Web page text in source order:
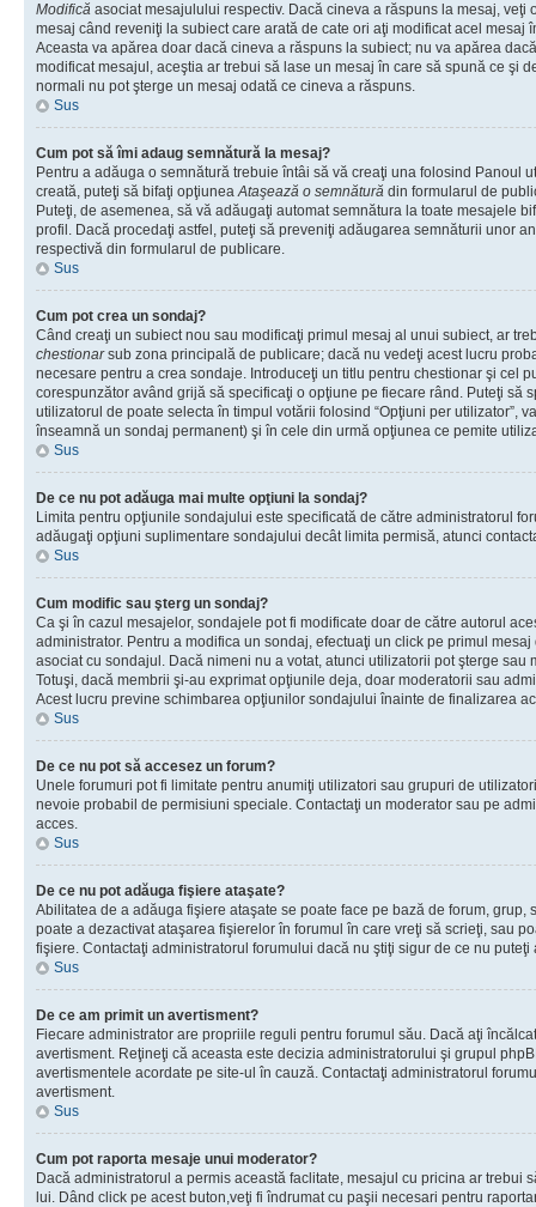
Modifică asociat mesajulului respectiv. Dacă cineva a răspuns la mesaj, veţi
mesaj când reveniţi la subiect care arată de cate ori aţi modificat acel mesaj
Aceasta va apărea doar dacă cineva a răspuns la subiect; nu va apărea
modificat mesajul, aceştia ar trebui să lase un mesaj în care să spună ce şi
normali nu pot şterge un mesaj odată ce cineva a răspuns.
Sus
Cum pot să îmi adaug semnătură la mesaj?
Pentru a adăuga o semnătură trebuie întâi să vă creaţi una folosind Panoul
creată, puteţi să bifaţi opţiuneaAtaşează o semnătură din formularul de
Puteţi, de asemenea, să vă adăugaţi automat semnătura la toate mesajele
profil. Dacă procedaţi astfel, puteţi să preveniţi adăugarea semnăturii unor
respectivă din formularul de publicare.
Sus
Cum pot crea un sondaj?
Când creaţi un subiect nou sau modificaţi primul mesaj al unui subiect, ar
chestionarsub zona principală de publicare; dacă nu vedeţi acest lucru
necesare pentru a crea sondaje. Introduceţi un titlu pentru chestionar şi cel
corespunzător având grijă să specificaţi o opţiune pe fiecare rând. Puteţi să
utilizatorul de poate selecta în timpul votării folosind “Opţiuni per utilizator”,
înseamnă un sondaj permanent) şi în cele din urmă opţiunea ce pemite
Sus
De ce nu pot adăuga mai multe opţiuni la sondaj?
Limita pentru opţiunile sondajului este specificată de către administratorul
adăugaţi opţiuni suplimentare sondajului decât limita permisă, atunci
Sus
Cum modific sau şterg un sondaj?
Ca şi în cazul mesajelor, sondajele pot fi modificate doar de către autorul
administrator. Pentru a modifica un sondaj, efectuaţi un click pe primul
asociat cu sondajul. Dacă nimeni nu a votat, atunci utilizatorii pot şterge
Totuşi, dacă membrii şi-au exprimat opţiunile deja, doar moderatorii sau
Acest lucru previne schimbarea opţiunilor sondajului înainte de finalizarea
Sus
De ce nu pot să accesez un forum?
Unele forumuri pot fi limitate pentru anumiţi utilizatori sau grupuri de
nevoie probabil de permisiuni speciale. Contactaţi un moderator sau pe
acces.
Sus
De ce nu pot adăuga fişiere ataşate?
Abilitatea de a adăuga fişiere ataşate se poate face pe bază de forum, grup,
poate a dezactivat ataşarea fişierelor în forumul în care vreţi să scrieţi, sau
fişiere. Contactaţi administratorul forumului dacă nu ştiţi sigur de ce nu
Sus
De ce am primit un avertisment?
Fiecare administrator are propriile reguli pentru forumul său. Dacă aţi
avertisment. Reţineţi că aceasta este decizia administratorului şi grupul
avertismentele acordate pe site-ul în cauză. Contactaţi administratorul
avertisment.
Sus
Cum pot raporta mesaje unui moderator?
Dacă administratorul a permis această faclitate, mesajul cu pricina ar trebui
lui. Dând click pe acest buton,veţi fi îndrumat cu paşii necesari pentru